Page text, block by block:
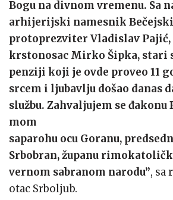
Bogu na divnom vremenu. Sa
arhijerijski namesnik
protoprezviter Vladislav
krstonosac Mirko Šipka, stari
penziji koji je ovde proveo 11
srcem i ljubavlju došao danas
službu. Zahvaljujem se đakonu
mom
saparohu ocu Goranu,
Srbobran, županu
vernom sabranom narodu”, sa
otac Srboljub.